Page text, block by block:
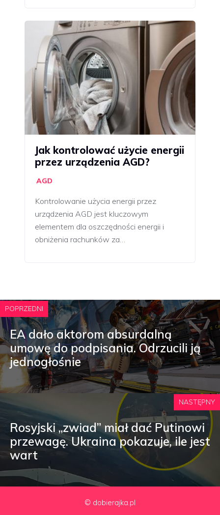
Jak kontrolować użycie energii
przez urządzenia AGD?
AGD
Kontrolowanie użycia energii przez
urządzenia AGD jest kluczowym
elementem dla oszczędności energii i
obniżenia rachunków za…
POPRZEDNI
EA dało aktorom absurdalną
umowę do podpisania. Odrzucili ją
jednogłośnie
NASTĘPNY
Rosyjski „zwiad” miał dać Putinowi
przewagę. Ukraina pokazuje, ile jest
wart
© dobierajka.pl